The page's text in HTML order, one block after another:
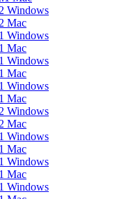
Windows
Mac
Windows
Mac
Windows
Mac
Windows
Mac
Windows
Mac
Windows
Mac
Windows
Mac
Windows